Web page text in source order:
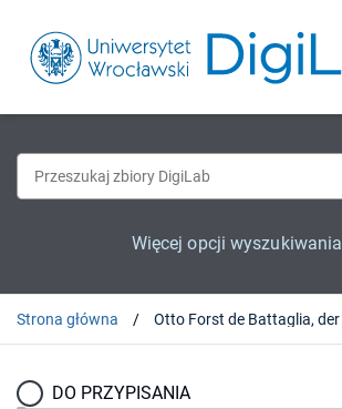
Więcej opcji wyszukiwania
Strona główna
DO PRZYPISANIA